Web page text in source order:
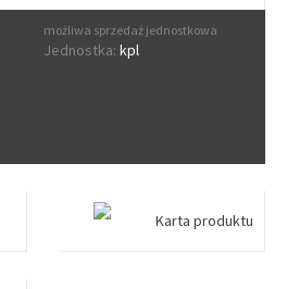
możliwa sprzedaż jednostkowa
Jednostka: kpl
Karta produktu